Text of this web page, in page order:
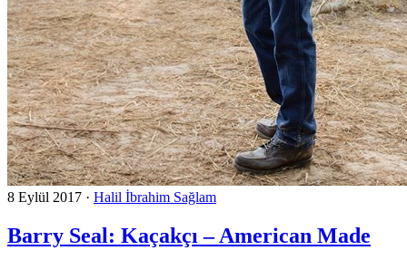
8 Eylül 2017 · Halil İbrahim Sağlam
Barry Seal: Kaçakçı – American Made